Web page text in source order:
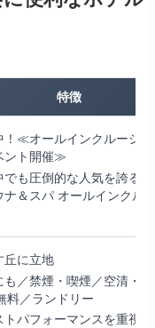
特徴
！≪オールインクルーシ
ント開催≫
でも圧倒的な人気を誇る
ナ＆スパ オールインクル
丘に立地
も／禁煙・喫煙／空清・
料／ランドリー
トパフォーマンスを重視